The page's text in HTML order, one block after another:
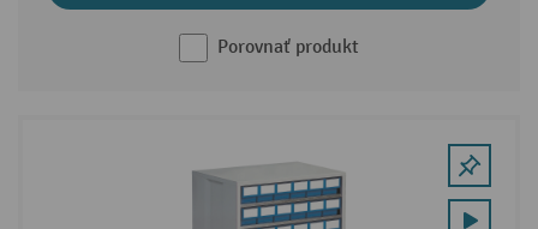
Porovnať produkt